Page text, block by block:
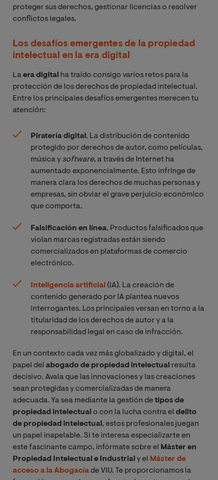
proteger sus derechos, gestionar licencias o resolver
conflictos legales.
Los desafíos emergentes de la propiedad
intelectual en la era digital
Laera digital ha traído consigo varios retos para la
protección de los derechos de propiedad intelectual.
Entre los principales desafíos emergentes merecen tu
atención:
Piratería digital. La distribución de contenido
protegido por derechos de autor, como películas,
música y software, a través de Internet ha
aumentado exponencialmente. Esto infringe de
manera clara los derechos de muchas personas y
empresas, sin obviar el grave perjuicio económico
que comporta.
Falsificación en línea. Productos falsificados que
violan marcas registradas están siendo
comercializados en plataformas de comercio
electrónico.
Inteligencia artificial (IA). La creación de
contenido generado por IA plantea nuevos
interrogantes. Los principales versan en torno a la
titularidad de los derechos de autor y a la
responsabilidad legal en caso de infracción.
En un contexto cada vez más globalizado y digital, el
papel del abogado de propiedad intelectual resulta
decisivo. Avala que las innovaciones y las creaciones
sean protegidas y comercializadas de manera
adecuada. Ya sea mediante la gestión detipos de
propiedad intelectualo con la lucha contra el delito
de propiedad intelectual, estos profesionales juegan
un papel inapelable. Si te interesa especializarte en
este fascinante campo, infórmate sobre el Máster en
Propiedad Intelectual e Industrialy el Máster de
acceso a la Abogacíade VIU. Te proporcionamos la